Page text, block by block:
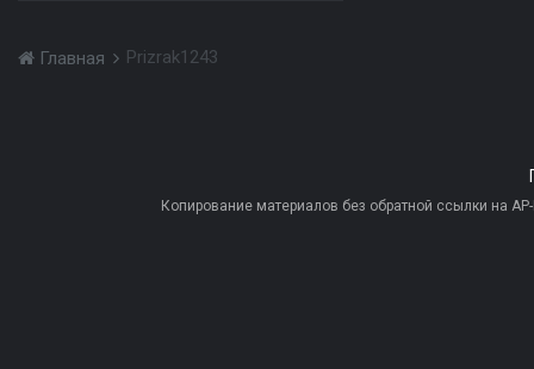
Главная Prizrak1243
Копирование материалов без обратной ссылки на